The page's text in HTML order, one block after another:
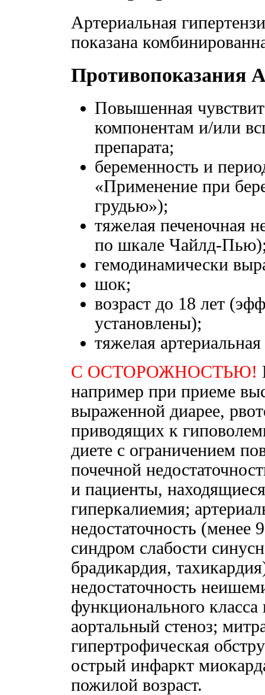
Артериальная
показана
Противопоказания
Повышенная
компонентам и/или
препарата;
беременность и
«Применение при
грудью»);
тяжелая печеночная
по шкале Чайлд-
гемодинамически
шок;
возраст до 18 лет
установлены);
тяжелая
С ОСТОРОЖНОСТЬЮ!
например при приеме
выраженной диарее,
приводящих к
диете с ограничением
почечной
и пациенты,
гиперкалиемия;
недостаточность
синдром слабости
брадикардия,
недостаточность
функционального
аортальный стеноз;
гипертрофическая
острый инфаркт
пожилой возраст.